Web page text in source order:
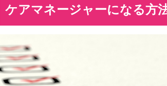
ケアマネージャーになる方